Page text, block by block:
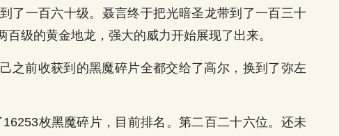
了一百六十级。聂言终于把光暗圣龙带到了一百三十
级的黄金地龙，强大的威力开始展现了出来。
之前收获到的黑魔碎片全都交给了高尔，换到了弥左
16253枚黑魔碎片，目前排名。第二百二十六位。还未